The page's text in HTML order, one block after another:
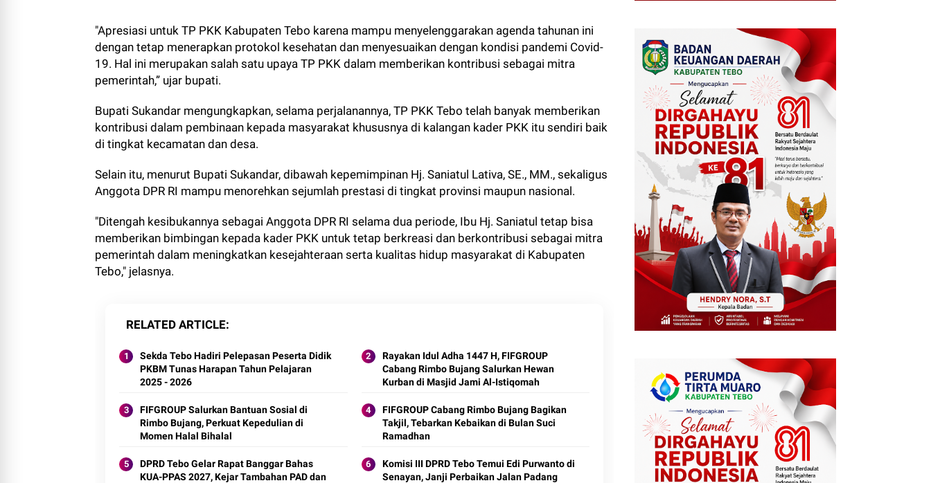
"Apresiasi untuk TP PKK Kabupaten Tebo karena mampu menyelenggarakan agenda tahunan ini
dengan tetap menerapkan protokol kesehatan dan menyesuaikan dengan kondisi pandemi Covid-
19. Hal ini merupakan salah satu upaya TP PKK dalam memberikan kontribusi sebagai mitra
pemerintah,” ujar bupati.
Bupati Sukandar mengungkapkan, selama perjalanannya, TP PKK Tebo telah banyak memberikan
kontribusi dalam pembinaan kepada masyarakat khususnya di kalangan kader PKK itu sendiri baik
di tingkat kecamatan dan desa.
Selain itu, menurut Bupati Sukandar, dibawah kepemimpinan Hj. Saniatul Lativa, SE., MM., sekaligus
Anggota DPR RI mampu menorehkan sejumlah prestasi di tingkat provinsi maupun nasional.
"Ditengah kesibukannya sebagai Anggota DPR RI selama dua periode, Ibu Hj. Saniatul tetap bisa
memberikan bimbingan kepada kader PKK untuk tetap berkreasi dan berkontribusi sebagai mitra
pemerintah dalam meningkatkan kesejahteraan serta kualitas hidup masyarakat di Kabupaten
Tebo," jelasnya.
RELATED ARTICLE
Sekda Tebo Hadiri Pelepasan Peserta Didik
PKBM Tunas Harapan Tahun Pelajaran
2025 - 2026
Rayakan Idul Adha 1447 H, FIFGROUP
Cabang Rimbo Bujang Salurkan Hewan
Kurban di Masjid Jami Al-Istiqomah
FIFGROUP Salurkan Bantuan Sosial di
Rimbo Bujang, Perkuat Kepedulian di
Momen Halal Bihalal
FIFGROUP Cabang Rimbo Bujang Bagikan
Takjil, Tebarkan Kebaikan di Bulan Suci
Ramadhan
DPRD Tebo Gelar Rapat Banggar Bahas
KUA-PPAS 2027, Kejar Tambahan PAD dan
Komisi III DPRD Tebo Temui Edi Purwanto di
Senayan, Janji Perbaikan Jalan Padang